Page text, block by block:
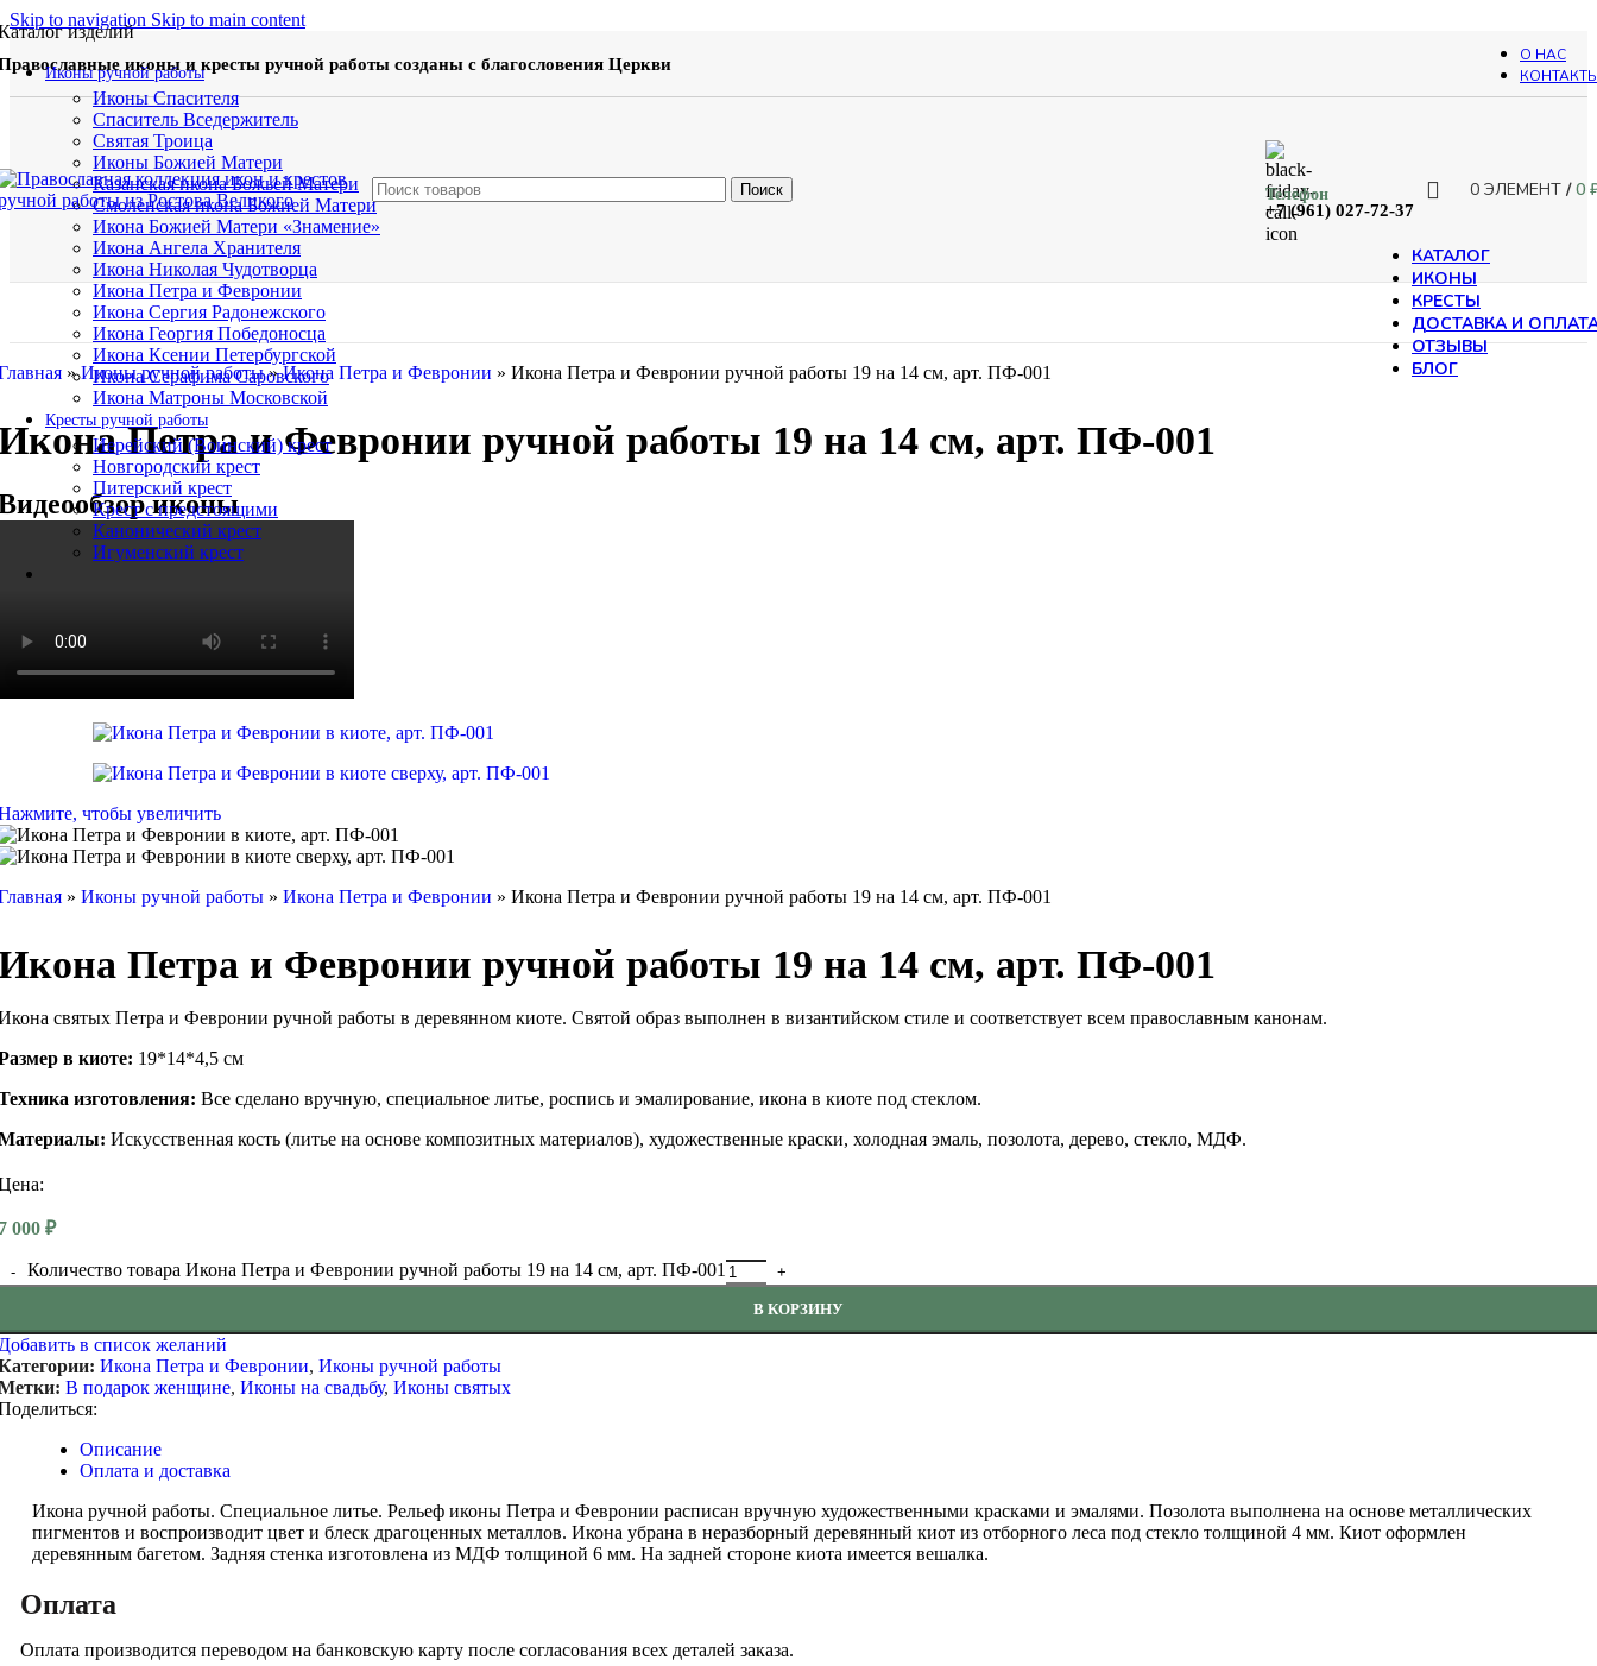
Skip to navigation Skip to main content
иконы и кресты ручной работы созданы с благословения Церкви
О НАС
Поиск Телефон
+7 (961) 027-72-37
0 ЭЛЕМЕНТ / 0
изделий
Иконы ручной работы
Иконы Спасителя
Спаситель Вседержитель
Святая Троица
Иконы Божией Матери
Казанская икона Божьей Матери
Смоленская икона Божией Матери
Икона Божией Матери «Знамение»
Икона Ангела Хранителя
Икона Николая Чудотворца
Икона Петра и Февронии
Икона Сергия Радонежского
Икона Георгия Победоносца
Икона Ксении Петербургской
Икона Серафима Саровского
Икона Матроны Московской
Кресты ручной работы
Иерейский (Воинский) крест
Новгородский крест
Питерский крест
Крест с предстоящими
Канонический крест
Игуменский крест
КАТАЛОГ
ИКОНЫ
КРЕСТЫ
ДОСТАВКА И
ОТЗЫВЫ
БЛОГ
»Иконы ручной работы»Икона Петра и Февронии » Икона Петра и Февронии ручной работы 19 на 14 см, арт. ПФ-001
Петра и Февронии ручной работы 19 на 14 см, арт. ПФ-001
иконы
чтобы увеличить
» Иконы ручной работы » Икона Петра и Февронии » Икона Петра и Февронии ручной работы 19 на 14 см, арт. ПФ-001
Петра и Февронии ручной работы 19 на 14 см, арт. ПФ-001
святых Петра и Февронии ручной работы в деревянном киоте. Святой образ выполнен в византийском стиле и соответствует всем православным канонам.
в киоте: 19*14*4,5 см
изготовления: Все сделано вручную, специальное литье, роспись и эмалирование, икона в киоте под стеклом.
Искусственная кость (литье на основе композитных материалов), художественные краски, холодная эмаль, позолота, дерево, стекло, МДФ.
000 ₽
Количество товара Икона Петра и Февронии ручной работы 19 на 14 см, арт. ПФ-001
В КОРЗИНУ
в список желаний
Икона Петра и Февронии, Иконы ручной работы
В подарок женщине, Иконы на свадьбу, Иконы святых
Описание
Оплата и доставка
Икона ручной работы. Специальное литье. Рельеф иконы Петра и Февронии расписан вручную художественными красками и эмалями. Позолота выполнена на основе металлических
пигментов и воспроизводит цвет и блеск драгоценных металлов. Икона убрана в неразборный деревянный киот из отборного леса под стекло толщиной 4 мм. Киот оформлен
деревянным багетом. Задняя стенка изготовлена из МДФ толщиной 6 мм. На задней стороне киота имеется вешалка.
Оплата
Оплата производится переводом на банковскую карту после согласования всех деталей заказа.